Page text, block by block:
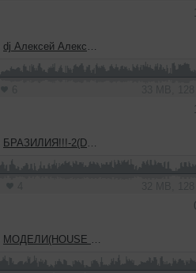
dj Алексей Александров - КОМУ за 30 (house mix)
БРАЗИЛИЯ!!!-2(DJ АЛЕКСЕЙ Александров микс)
МОДЕЛИ(HOUSE MIX dj Алексей Александров)